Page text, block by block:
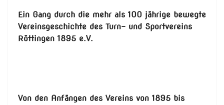
Ein Gang durch die mehr als 100 jährige bewegte
Vereinsgeschichte des Turn- und Sportvereins
Röttingen 1895 e.V.
Von den Anfängen des Vereins von 1895 bis